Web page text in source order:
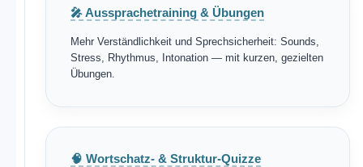
🎤 Aussprachetraining & Übungen
Mehr Verständlichkeit und Sprechsicherheit: Sounds,
Stress, Rhythmus, Intonation — mit kurzen, gezielten
Übungen.
🧠 Wortschatz- & Struktur-Quizze